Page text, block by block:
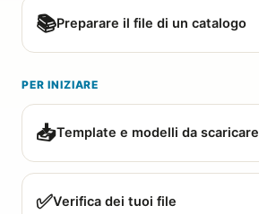
📚Preparare il file di un catalogo
PER INIZIARE
📥Template e modelli da scaricare
✅Verifica dei tuoi file